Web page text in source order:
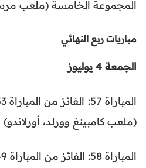
المجموعة الخامسة (ملعب
مباريات ربع النهائي
الجمعة 4 يوليوز
(ملعب كامبينغ وورلد، أورلاندو)